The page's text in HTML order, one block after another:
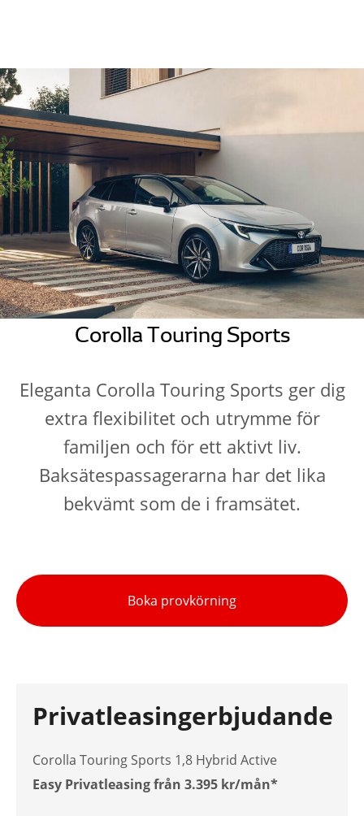
Corolla Touring Sports
Eleganta Corolla Touring Sports ger dig
extra flexibilitet och utrymme för
familjen och för ett aktivt liv.
Baksätespassagerarna har det lika
bekvämt som de i framsätet.
Boka provkörning
Privatleasingerbjudande
Corolla Touring Sports 1,8 Hybrid Active
Easy Privatleasing från 3.395 kr/mån*